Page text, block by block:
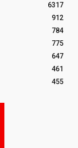
6317
912
784
775
647
461
455